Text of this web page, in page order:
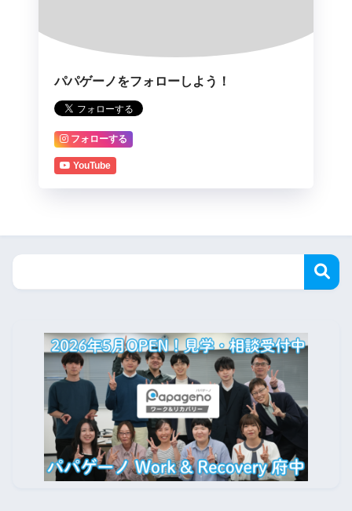
パパゲーノをフォローしよう！
フォローする
YouTube